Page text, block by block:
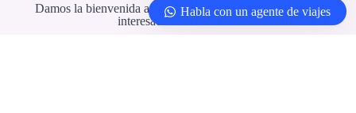
Damos la bienvenida a agencias de viajes y profesionales
interesados en colaborar
Habla con un agente de viajes